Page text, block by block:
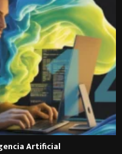
Artificial